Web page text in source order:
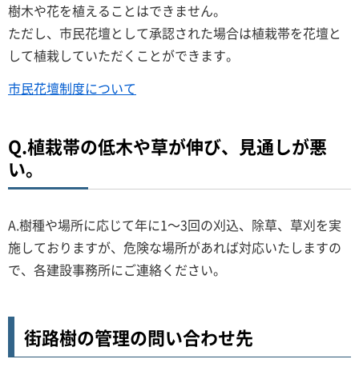
樹木や花を植えることはできません。
ただし、市民花壇として承認された場合は植栽帯を花壇と
して植栽していただくことができます。
市民花壇制度について
Q.植栽帯の低木や草が伸び、見通しが悪
い。
A.樹種や場所に応じて年に1～3回の刈込、除草、草刈を実
施しておりますが、危険な場所があれば対応いたしますの
で、各建設事務所にご連絡ください。
街路樹の管理の問い合わせ先